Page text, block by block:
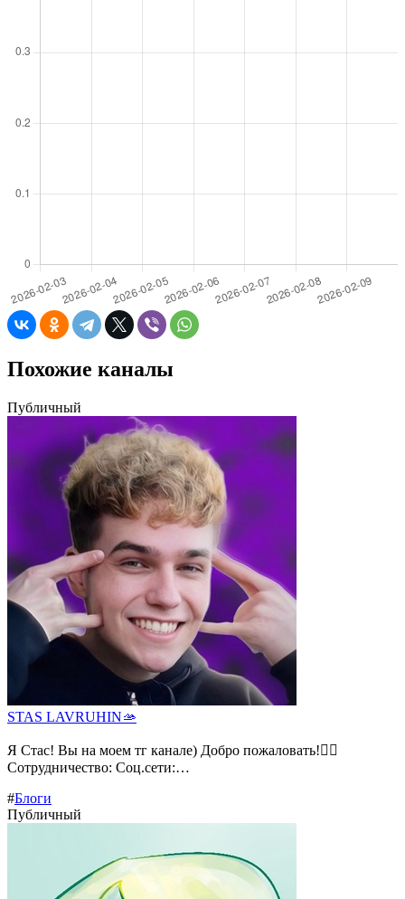
Похожие каналы
Публичный
STAS LAVRUHIN🫴
Я Стас! Вы на моем тг канале) Добро пожаловать!❤️‍🔥
Сотрудничество: Соц.сети:…
#Блоги
Публичный